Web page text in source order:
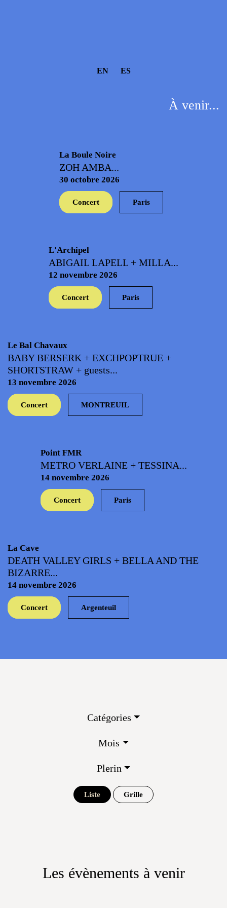
EN ES
À venir...
La Boule Noire
ZOH AMBA...
30 octobre 2026
Concert Paris
L'Archipel
ABIGAIL LAPELL + MILLA...
12 novembre 2026
Concert Paris
Le Bal Chavaux
BABY BERSERK + EXCHPOPTRUE +
SHORTSTRAW + guests...
13 novembre 2026
Concert MONTREUIL
Point FMR
METRO VERLAINE + TESSINA...
14 novembre 2026
Concert Paris
La Cave
DEATH VALLEY GIRLS + BELLA AND THE
BIZARRE...
14 novembre 2026
Concert Argenteuil
Catégories
Mois
Plerin
Liste Grille
Les évènements à venir